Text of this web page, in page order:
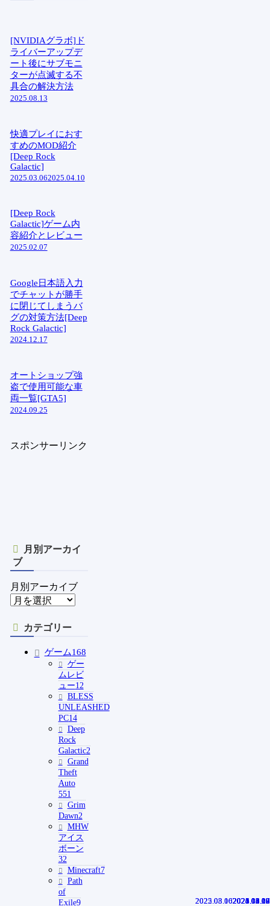
2022.08.102024.05.02
2021.01.20
2021.03.09
2020.10.14
2025.08.13
2025.03.062025.04.10
2025.02.07
2024.12.17
[NVIDIAグラボ]ド
ライバーアップデ
ート後にサブモニ
ターが点滅する不
具合の解決方法
2025.08.13
快適プレイにおす
すめのMOD紹介
[Deep Rock
Galactic]
2025.03.062025.04.10
[Deep Rock
Galactic]ゲーム内
容紹介とレビュー
2025.02.07
Google日本語入力
でチャットが勝手
に閉じてしまうバ
グの対策方法[Deep
Rock Galactic]
2024.12.17
オートショップ強
盗で使用可能な車
両一覧[GTA5]
2024.09.25
スポンサーリンク
月別アーカイ
ブ
月別アーカイブ
カテゴリー
ゲーム168
ゲー
ムレビ
ュー12
BLESS
UNLEASHED
PC14
Deep
Rock
Galactic2
Grand
Theft
Auto
551
Grim
Dawn2
MHW
アイス
ボーン
32
Minecraft7
Path
of
Exile9